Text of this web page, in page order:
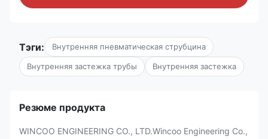
Тэги: Внутренняя пневматическая струбцина
Внутренняя застежка трубы Внутренняя застежка
Резюме продукта
WINCOO ENGINEERING CO., LTD.Wincoo Engineering Co.,